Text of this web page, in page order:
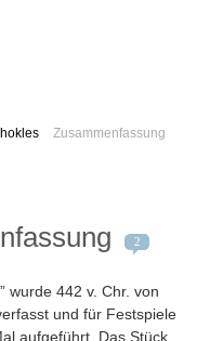
Zusammenfassung
2
wurde 442 v. Chr. von
und für Festspiele
aufgeführt. Das Stück